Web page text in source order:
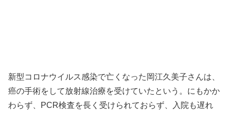
新型コロナウイルス感染で亡くなった岡江久美子さんは、
癌の手術をして放射線治療を受けていたという。にもかか
わらず、PCR検査を長く受けられておらず、入院も遅れ